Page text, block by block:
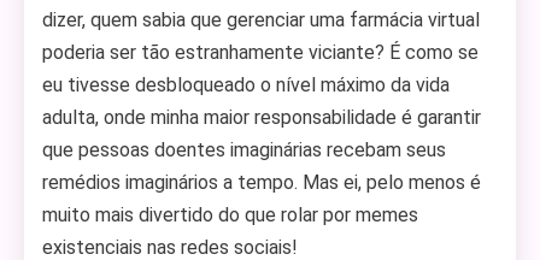
dizer, quem sabia que gerenciar uma farmácia virtual
poderia ser tão estranhamente viciante? É como se
eu tivesse desbloqueado o nível máximo da vida
adulta, onde minha maior responsabilidade é garantir
que pessoas doentes imaginárias recebam seus
remédios imaginários a tempo. Mas ei, pelo menos é
muito mais divertido do que rolar por memes
existenciais nas redes sociais!